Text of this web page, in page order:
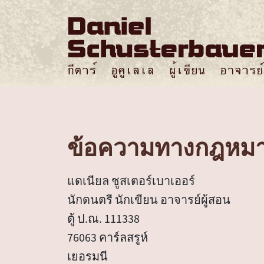
ข้อความทางกฎหม
แดเนียล ชูสเตอร์เบาเออร์
นักดนตรี นักเขียน อาจารย์ผู้สอน
ตู้ ป.ณ. 111338
76063 คาร์ลสรูห์
เยอรมนี